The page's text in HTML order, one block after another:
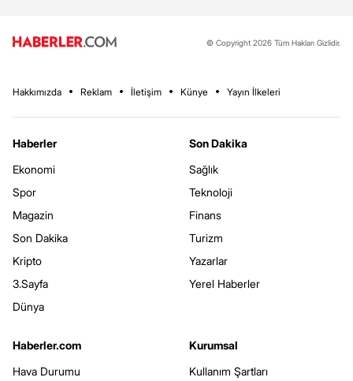
© Copyright 2026 Tüm Hakları Gizlidir.
Hakkımızda Reklam İletişim Künye Yayın İlkeleri
Haberler
Ekonomi
Spor
Magazin
Son Dakika
Kripto
3.Sayfa
Dünya
Son Dakika
Sağlık
Teknoloji
Finans
Turizm
Yazarlar
Yerel Haberler
Haberler.com
Hava Durumu
Kurumsal
Kullanım Şartları